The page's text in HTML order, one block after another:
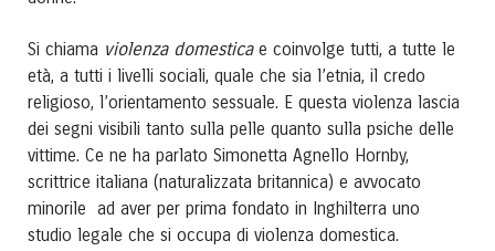
Si chiama violenza domesticae coinvolge tutti, a tutte le
età, a tutti i livelli sociali, quale che sia l’etnia, il credo
religioso, l’orientamento sessuale. E questa violenza lascia
dei segni visibili tanto sulla pelle quanto sulla psiche delle
vittime. Ce ne ha parlato Simonetta Agnello Hornby,
scrittrice italiana (naturalizzata britannica) e avvocato
minorile ad aver per prima fondato in Inghilterra uno
studio legale che si occupa di violenza domestica.